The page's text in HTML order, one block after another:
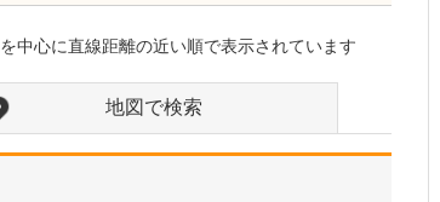
を中心に直線距離の近い順で表示されています
地図で検索
兵庫県神戸市中央区
トアロードクリニック
日々の診療で先生が心がけていることを教えて
「アレルギー疾患で悩む